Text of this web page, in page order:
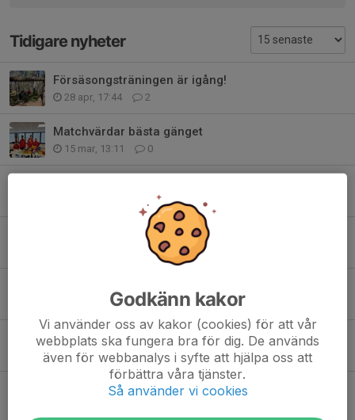
Tidigare nyheter
Försäsongsträningen är igång!
28 apr, 17:44 2
Matchvärdar bästa gänget
15 mar, 13:11 0
Bästa gänget Parafinals i Eskilstuna
19 okt 2024 0
Snart kör vi igång!
7 aug 2023 0
Avslutning med föräldramatch
Godkänn kakor
Vi använder oss av kakor (cookies) för att vår
webbplats ska fungera bra för dig. De används
även för webbanalys i syfte att hjälpa oss att
förbättra våra tjänster.
Så använder vi cookies